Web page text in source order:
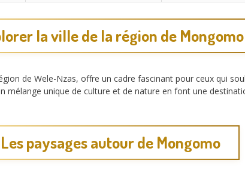
la ville de la région de Mongomo
de Wele-Nzas, offre un cadre fascinant pour ceux qui
mélange unique de culture et de nature en font une
Les paysages autour de Mongomo